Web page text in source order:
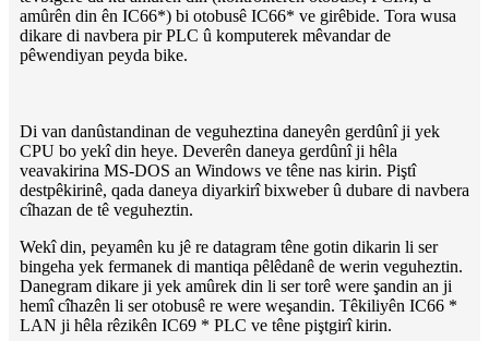
amûrên din ên IC66*) bi otobusê IC66* ve girêbide. Tora wusa
dikare di navbera pir PLC û komputerek mêvandar de
pêwendiyan peyda bike.
Di van danûstandinan de veguheztina daneyên gerdûnî ji yek
CPU bo yekî din heye. Deverên daneya gerdûnî ji hêla
veavakirina MS-DOS an Windows ve têne nas kirin. Piştî
destpêkirinê, qada daneya diyarkirî bixweber û dubare di navbera
cîhazan de tê veguheztin.
Wekî din, peyamên ku jê re datagram têne gotin dikarin li ser
bingeha yek fermanek di mantiqa pêlêdanê de werin veguheztin.
Danegram dikare ji yek amûrek din li ser torê were şandin an ji
hemî cîhazên li ser otobusê re were weşandin. Têkiliyên IC66 *
LAN ji hêla rêzikên IC69 * PLC ve têne piştgirî kirin.